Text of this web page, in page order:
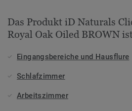
Das Produkt iD Naturals
Royal Oak Oiled BROWN
Eingangsbereiche und Hausflure
Schlafzimmer
Arbeitszimmer